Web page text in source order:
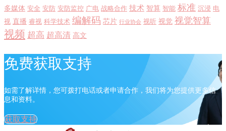
多媒体 安全 安防 安防监控 广电 战略合作 技术 智算 智能 标准 沉浸 电
视 直播 睿视 科学技术 编解码 芯片 行业协会 视听 视觉 视觉智算
视频 超高 超高清 高文
免费获取支持
如需了解详情，您可拨打电话或者申请合作，我们将为您提供更多信
息和资料。
获取支持